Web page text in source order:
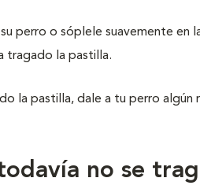
perro o sóplele suavemente en
tragado la pastilla.
la pastilla, dale a tu perro
no se